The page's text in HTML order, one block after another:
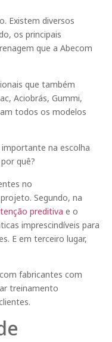
Existem diversos
os principais
que a Abecom
que também
Aciobrás, Gummi,
todos os modelos
na escolha
por quê?
no
Segundo, na
preditiva e o
imprescindíveis para
E em terceiro lugar,
fabricantes com
treinamento